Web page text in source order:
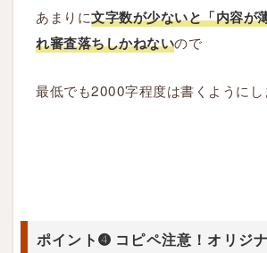
➍
コ
ピ
注
ナ
あまりに文字数が少ないと「内容が
れ審査落ちしかねないので
最低でも2000字程度は書くようにし
ポイント➍ コピペ注意！オリジ